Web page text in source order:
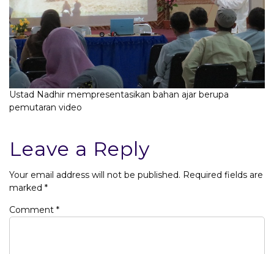
Ustad Nadhir mempresentasikan bahan ajar berupa
pemutaran video
Leave a Reply
Your email address will not be published. Required fields are
marked *
Comment *